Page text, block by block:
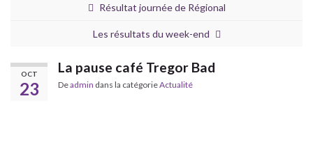
Résultat journée de Régional
Les résultats du week-end
OCT
23
La pause café Tregor Bad
Deadmin dans la catégorieActualité